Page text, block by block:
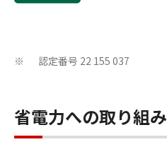
※ 認定番号 22 155 037
省電力への取り組み